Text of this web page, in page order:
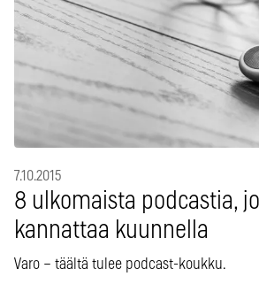
7.10.2015
8 ulkomaista podcastia,
kannattaa kuunnella
Varo – täältä tulee podcast-koukku.